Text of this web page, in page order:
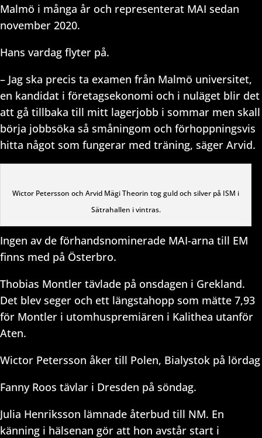
Malmö i många år och representerat MAI sedan
november 2020.
Hans vardag flyter på.
– Jag ska precis ta examen från Malmö universitet,
en kandidat i företagsekonomi och i nuläget blir det
att gå tillbaka till mitt lagerjobb i sommar men skall
börja jobbsöka så småningom och förhoppningsvis
hitta något som fungerar med träning, säger Arvid.
Wictor Petersson och Arvid Mägi Theorin tog guld och silver på ISM i
Sätrahallen i vintras.
Ingen av de förhandsnominerade MAI-arna till EM
finns med på Österbro.
Thobias Montler tävlade på onsdagen i Grekland.
Det blev seger och ett längstahopp som mätte 7,93
för Montler i utomhuspremiären i Kalithea utanför
Aten.
Wictor Petersson åker till Polen, Bialystok på lördag
Fanny Roos tävlar i Dresden på söndag.
Julia Henriksson lämnade återbud till NM. En
känning i hälsenan gör att hon avstår start i